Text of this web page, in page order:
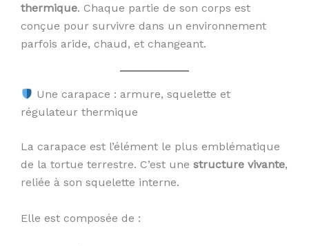
thermique. Chaque partie de son corps est
conçue pour survivre dans un environnement
parfois aride, chaud, et changeant.
Une carapace : armure, squelette et
régulateur thermique
La carapace est l’élément le plus emblématique
de la tortue terrestre. C’est une structure vivante,
reliée à son squelette interne.
Elle est composée de :